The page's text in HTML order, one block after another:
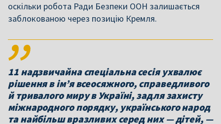
оскільки робота Ради Безпеки ООН залишається
заблокованою через позицію Кремля.
11 надзвичайна спеціальна сесія ухвалює
рішення в ім’я всеосяжного, справедливого
й тривалого миру в Україні, задля захисту
міжнародного порядку, українського народ
та найбільш вразливих серед них — дітей, —